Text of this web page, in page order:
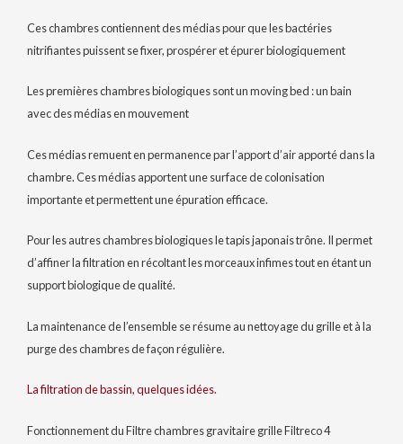
Ces chambres contiennent des médias pour que les bactéries
nitrifiantes puissent se fixer, prospérer et épurer biologiquement
Les premières chambres biologiques sont un moving bed : un bain
avec des médias en mouvement
Ces médias remuent en permanence par l’apport d’air apporté dans la
chambre. Ces médias apportent une surface de colonisation
importante et permettent une épuration efficace.
Pour les autres chambres biologiques le tapis japonais trône. Il permet
d’affiner la filtration en récoltant les morceaux infimes tout en étant un
support biologique de qualité.
La maintenance de l’ensemble se résume au nettoyage du grille et à la
purge des chambres de façon régulière.
La filtration de bassin, quelques idées.
Fonctionnement du Filtre chambres gravitaire grille Filtreco 4